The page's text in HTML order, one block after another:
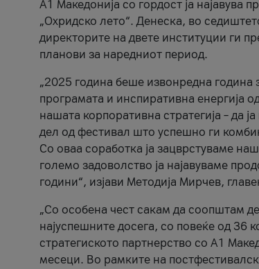
A1 Македонија со гордост ја најавува
„Охридско лето“. Денеска, во
директорите на двете институции ги
планови за наредниот период.
„2025 година беше извонредна година
програмата и инспиративна енергија
нашата корпоративна стратегија – да
дел од фестивал што успешно ги
Со оваа соработка ја зацврстуваме
големо задоволство ја најавуваме
години“, изјави Методија Мирчев,
„Со особена чест сакам да соопштам
најуспешните досега, со повеќе од 36
стратегиското партнерство со А1
месеци. Во рамките на